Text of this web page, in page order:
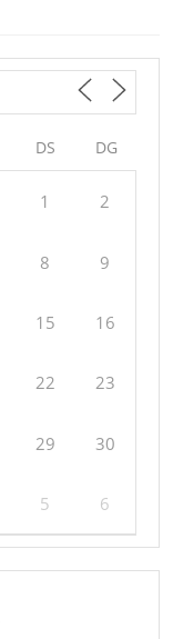
DS DG
1 2
8 9
15 16
22 23
29 30
5 6